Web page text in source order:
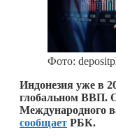
Фото:
Индонезия уже в
глобальном ВВП.
Международного
сообщает РБК.